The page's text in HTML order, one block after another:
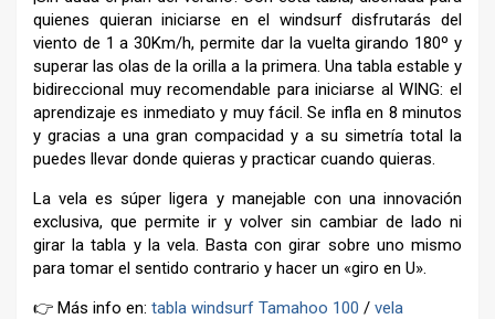
quienes quieran iniciarse en el windsurf disfrutarás del
viento de 1 a 30Km/h, permite dar la vuelta girando 180º y
superar las olas de la orilla a la primera. Una tabla estable y
bidireccional muy recomendable para iniciarse al WING: el
aprendizaje es inmediato y muy fácil. Se infla en 8 minutos
y gracias a una gran compacidad y a su simetría total la
puedes llevar donde quieras y practicar cuando quieras.
La vela es súper ligera y manejable con una innovación
exclusiva, que permite ir y volver sin cambiar de lado ni
girar la tabla y la vela. Basta con girar sobre uno mismo
para tomar el sentido contrario y hacer un «giro en U».
👉 Más info en: tabla windsurf Tamahoo 100 / vela